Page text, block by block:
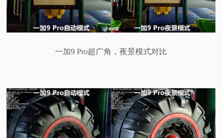
一加9 Pro超广角，夜景模式对比